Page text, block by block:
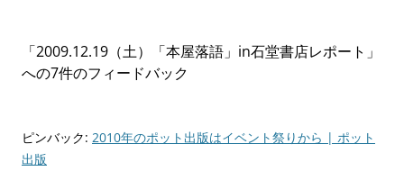
ン
「2009.12.19（土）「本屋落語」in石堂書店レポート 」
への7件のフィードバック
ピンバック: 2010年のポット出版はイベント祭りから | ポット
出版